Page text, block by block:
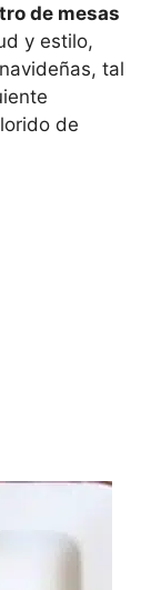
de mesas
y estilo,
tal
de